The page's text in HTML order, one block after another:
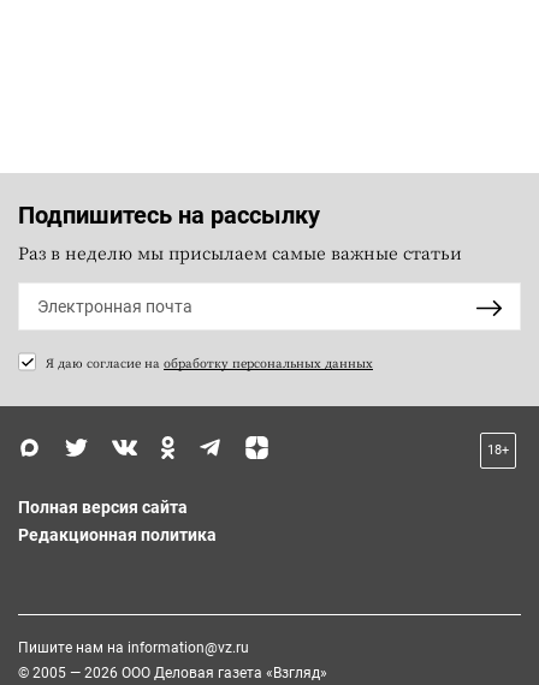
Подпишитесь на рассылку
Раз в неделю мы присылаем самые важные статьи
Я даю согласие на обработку персональных данных
18+
Полная версия сайта
Редакционная политика
Пишите нам на information@vz.ru
© 2005 — 2026 ООО Деловая газета «Взгляд»